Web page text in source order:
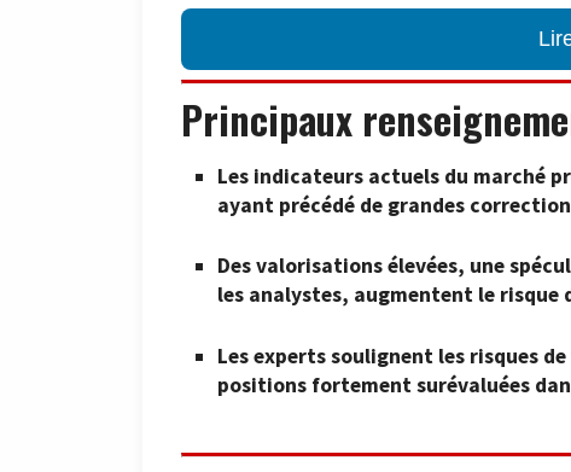
Principaux
Les indicateurs actuels du marché
ayant précédé de grandes
Des valorisations élevées, une
les analystes, augmentent le risque
Les experts soulignent les risques
positions fortement surévaluées